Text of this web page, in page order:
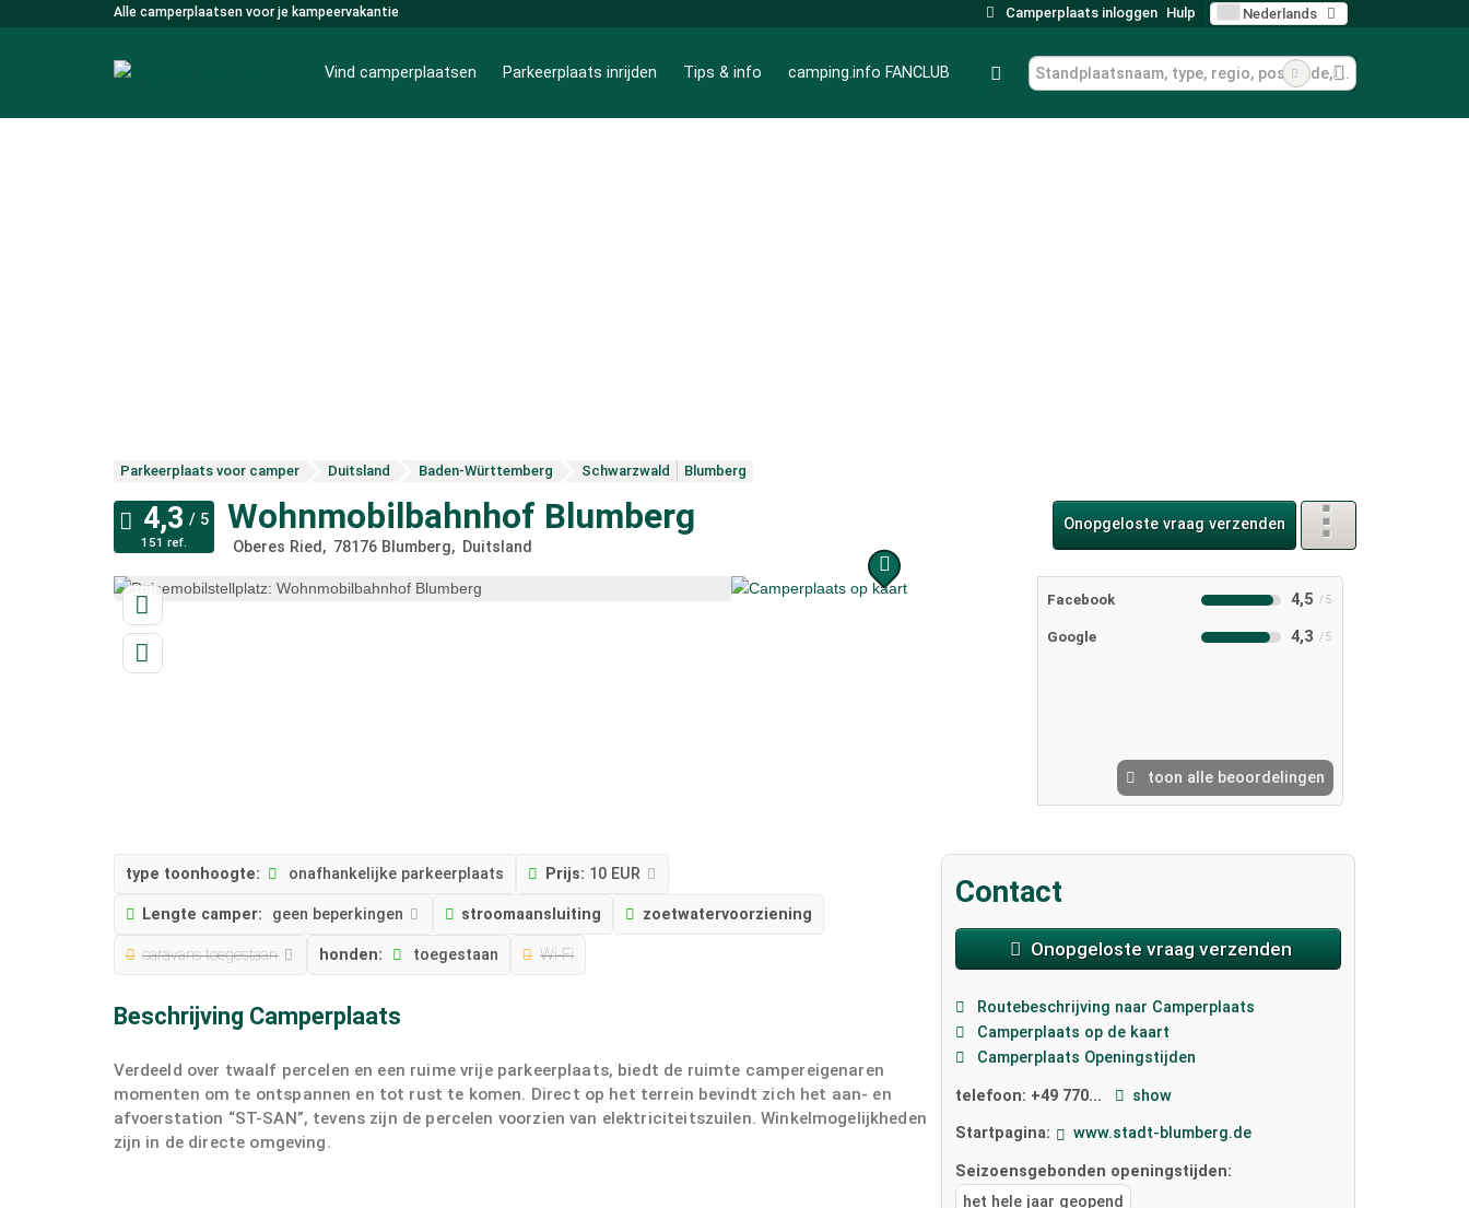
Alle camperplaatsen voor je kampeervakantie Camperplaats inloggen Hulp Nederlands
Vind camperplaatsen Parkeerplaats inrijden Tips & info camping.info FANCLUB
Parkeerplaats voor camper Duitsland Baden-Württemberg Schwarzwald Blumberg
Wohnmobilbahnhof Blumberg
Oberes Ried 78176 Blumberg Duitsland
Onopgeloste vraag verzenden
151 ref.
Facebook 4,5
Google 4,3
toon alle beoordelingen
type toonhoogte: onafhankelijke parkeerplaats Prijs: 10 EUR
Lengte camper: geen beperkingen stroomaansluiting zoetwatervoorziening
caravans toegestaan honden: toegestaan Wi-Fi
Beschrijving Camperplaats
Verdeeld over twaalf percelen en een ruime vrije parkeerplaats, biedt de ruimte campereigenaren
momenten om te ontspannen en tot rust te komen. Direct op het terrein bevindt zich het aan- en
afvoerstation “ST-SAN”, tevens zijn de percelen voorzien van elektriciteitszuilen. Winkelmogelijkheden
zijn in de directe omgeving.
Contact
Onopgeloste vraag verzenden
Routebeschrijving naar Camperplaats
Camperplaats op de kaart
Camperplaats Openingstijden
telefoon: +49 770... show
Startpagina: www.stadt-blumberg.de
Seizoensgebonden openingstijden:
het hele jaar geopend